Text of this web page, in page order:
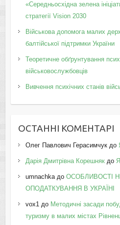
«Середньосхідна зелена
стратегії Vision 2030
Військова допомога малих
балтійської підтримки України
Теоретичне обґрунтування
військовослужбовців
Вивчення психічних станів
ОСТАННІ КОМЕНТАРІ
Олег Павлович Герасимчукдо
Дарія Дмитрівна Корешнякдо
umnachkaдо ОСОБЛИВОСТІ
ОПОДАТКУВАННЯ В УКРАЇНІ
vox1до Методичні засади
туризму в малих містах